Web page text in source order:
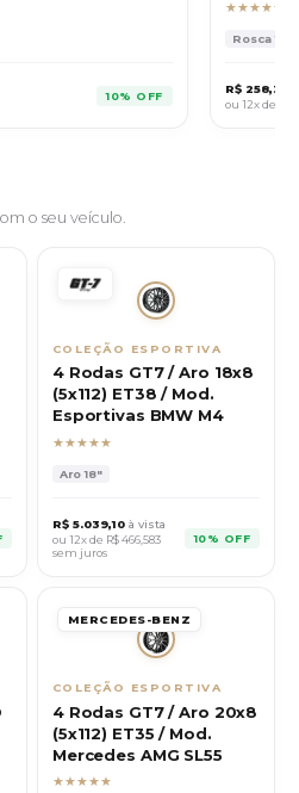
10% OFF
★★★★★
Rosca
R$ 258,30
ou 12x de
o seu veículo.
COLEÇÃO ESPORTIVA
4 Rodas GT7 / Aro 18x8
(5x112) ET38 / Mod.
Esportivas BMW M4
★★★★★
Aro18"
R$ 5.039,10 à vista
ou 12x de R$466,583
sem juros
10% OFF
MERCEDES-BENZ
COLEÇÃO ESPORTIVA
4 Rodas GT7 / Aro 20x8
(5x112) ET35 / Mod.
Mercedes AMG SL55
★★★★★